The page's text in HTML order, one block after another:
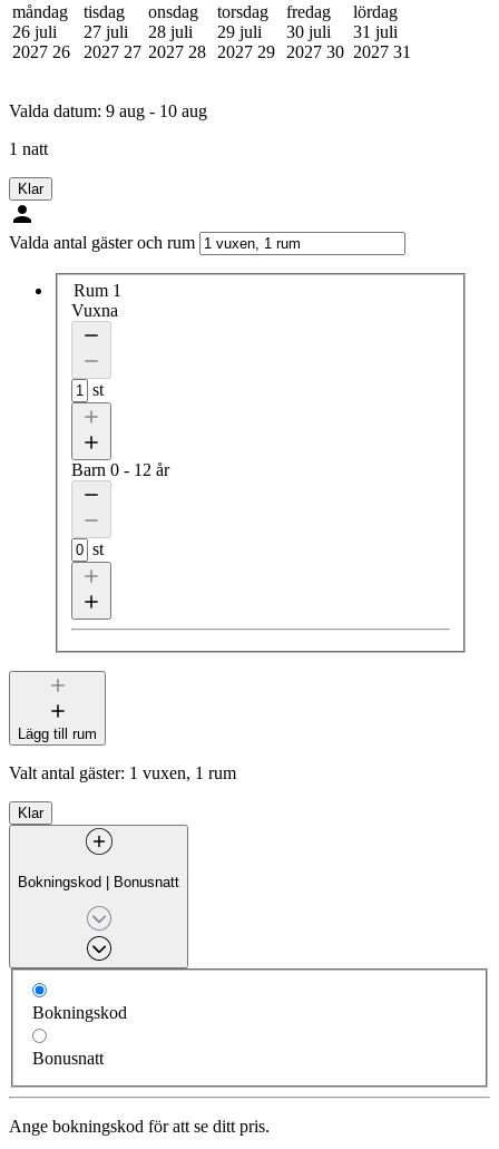
måndag
26 juli
2027 26
tisdag
27 juli
2027 27
onsdag
28 juli
2027 28
torsdag
29 juli
2027 29
fredag
30 juli
2027 30
lördag
31 juli
2027 31
Valda datum: 9 aug - 10 aug
1 natt
Klar
Valda antal gäster och rum
Rum 1
Vuxna
st
Barn 0 - 12 år
st
Lägg till rum
Valt antal gäster: 1 vuxen, 1 rum
Klar
Bokningskod | Bonusnatt
Bokningskod
Bonusnatt
Ange bokningskod för att se ditt pris.